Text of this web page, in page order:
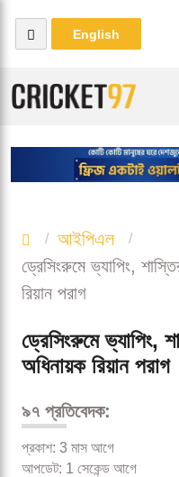
English
আইপিএল
ড্রেসিংরুমে ভ্যাপিং,
রিয়ান পরাগ
ড্রেসিংরুমে ভ্যাপিং,
অধিনায়ক রিয়ান পরাগ
৯৭ প্রতিবেদক:
প্রকাশ: 3 মাস আগে
আপডেট: 1 সেকেন্ড আগে